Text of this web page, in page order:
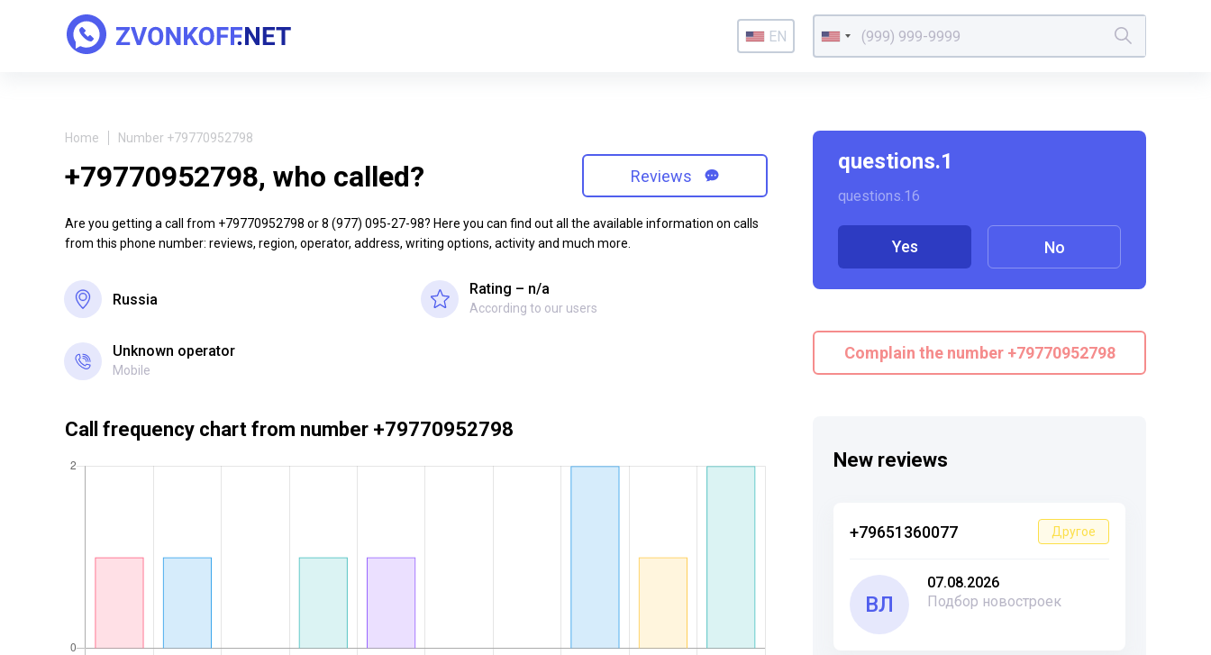
EN
Home Number +79770952798
+79770952798, who called? Reviews
Are you getting a call from +79770952798 or 8 (977) 095-27-98? Here you can find out all the available information on calls
from this phone number: reviews, region, operator, address, writing options, activity and much more.
Russia
Rating – n/a
According to our users
Unknown operator
Mobile
questions.1
questions.16
Yes No
Complain the number +79770952798
New reviews
+79651360077 Другое
ВЛ
07.08.2026
Подбор новостроек
Call frequency chart from number +79770952798